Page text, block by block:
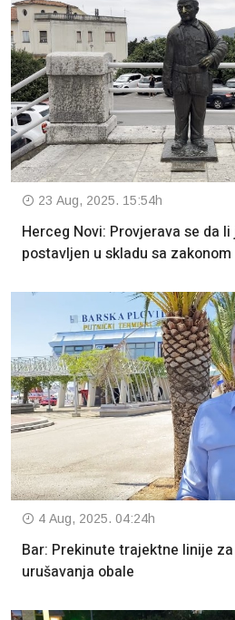
23 Aug, 2025. 15:54h
Herceg Novi: Provjerava se da
postavljen u skladu sa zakonom
4 Aug, 2025. 04:24h
Bar: Prekinute trajektne linije
urušavanja obale